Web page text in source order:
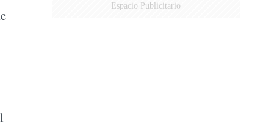
Espacio Publicitario